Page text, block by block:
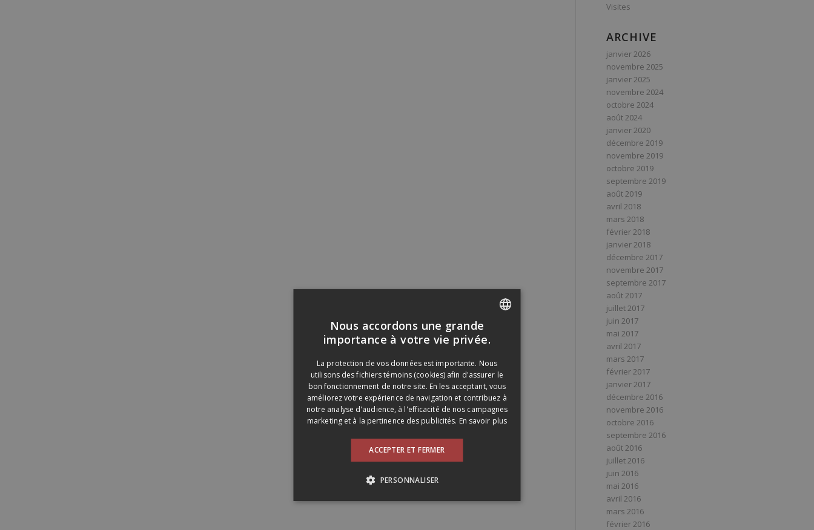
Visites
ARCHIVE
janvier 2026
novembre 2025
janvier 2025
novembre 2024
octobre 2024
août 2024
janvier 2020
décembre 2019
novembre 2019
octobre 2019
septembre 2019
août 2019
avril 2018
mars 2018
février 2018
janvier 2018
décembre 2017
novembre 2017
septembre 2017
août 2017
juillet 2017
juin 2017
mai 2017
avril 2017
mars 2017
février 2017
janvier 2017
décembre 2016
novembre 2016
octobre 2016
septembre 2016
août 2016
juillet 2016
juin 2016
mai 2016
avril 2016
mars 2016
février 2016
FRENCH
Nous accordons une grande
importance à votre vie privée.
La protection de vos données est importante. Nous
utilisons des fichiers témoins (cookies) afin d'assurer le
bon fonctionnement de notre site. En les acceptant, vous
améliorez votre expérience de navigation et contribuez à
notre analyse d'audience, à l'efficacité de nos campagnes
marketing et à la pertinence des publicités. En savoir plus
ACCEPTER ET FERMER
PERSONNALISER